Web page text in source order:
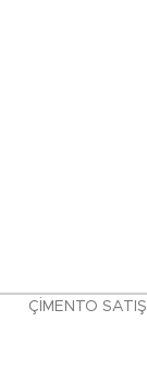
ÇİMENTO SATIŞI